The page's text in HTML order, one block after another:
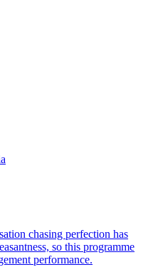
chasing perfection has
so this programme
performance.